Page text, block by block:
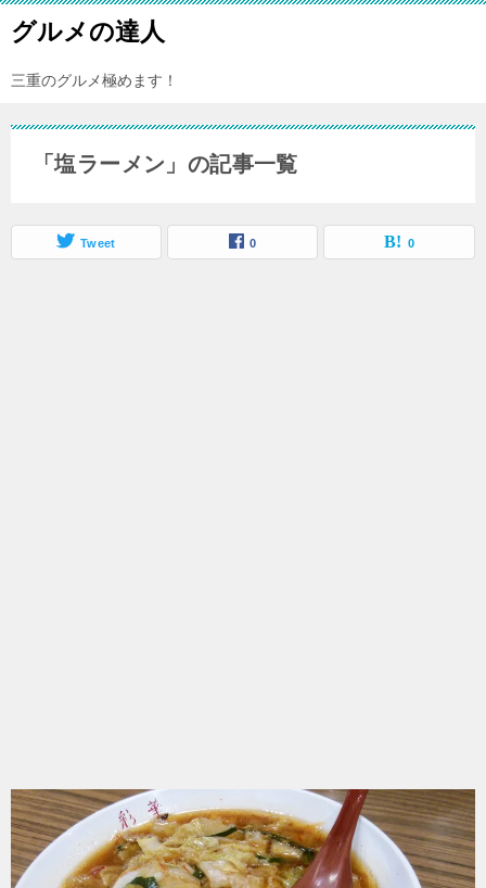
グルメの達人
三重のグルメ極めます！
「塩ラーメン」の記事一覧
Tweet 0 0